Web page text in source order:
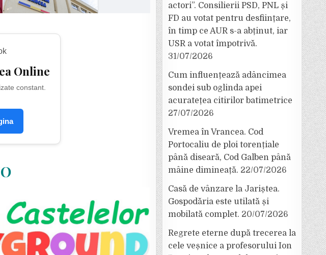
Online
constant.
actori”. Consilierii PSD, PNL și
FD au votat pentru desființare,
în timp ce AUR s-a abținut, iar
USR a votat împotrivă.
31/07/2026
Cum influențează adâncimea
sondei sub oglinda apei
acuratețea citirilor batimetrice
27/07/2026
Vremea în Vrancea. Cod
Portocaliu de ploi torențiale
până diseară, Cod Galben până
mâine dimineață. 22/07/2026
Casă de vânzare la Jariștea.
Gospodăria este utilată și
mobilată complet. 20/07/2026
Regrete eterne după trecerea la
cele veșnice a profesorului Ion